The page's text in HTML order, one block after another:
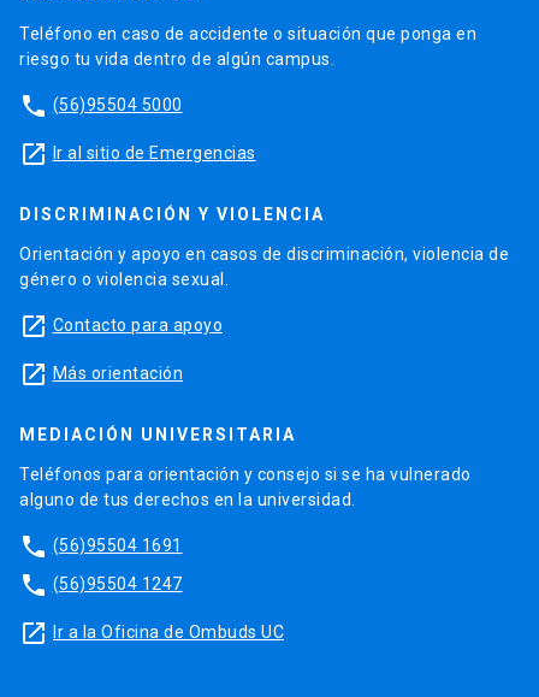
Teléfono en caso de accidente o situación que ponga en
riesgo tu vida dentro de algún campus.
phone (56)95504 5000
launch Ir al sitio de Emergencias
DISCRIMINACIÓN Y VIOLENCIA
Orientación y apoyo en casos de discriminación, violencia de
género o violencia sexual.
launch Contacto para apoyo
launch Más orientación
MEDIACIÓN UNIVERSITARIA
Teléfonos para orientación y consejo si se ha vulnerado
alguno de tus derechos en la universidad.
phone (56)95504 1691
phone (56)95504 1247
launch Ir a la Oficina de Ombuds UC